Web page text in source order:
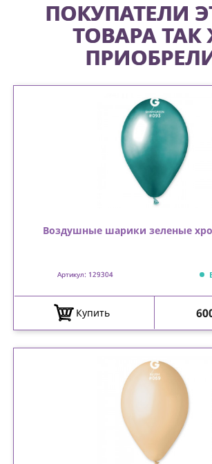
ПОКУПАТЕЛИ
ТОВАРА ТАК
Воздушные шарики зеленые
Артикул: 129304
Купить